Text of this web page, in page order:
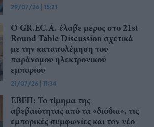
29/07/26 | 15:21
Ο GR.EC.A. έλαβε μέρος στο 21st
Round Table Discussion σχετικά
με την καταπολέμηση του
παράνομου ηλεκτρονικού
εμπορίου
21/07/26 | 11:34
ΕΒΕΠ: Το τίμημα της
αβεβαιότητας από τα «διόδια», τις
εμπορικές συμφωνίες και τον νέο